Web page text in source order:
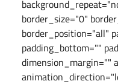
border_size="0"
border_position="all"
padding_bottom=""
dimension_margin=""